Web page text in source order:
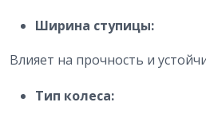
Ширина ступицы:
Влияет на прочность и
Тип колеса: